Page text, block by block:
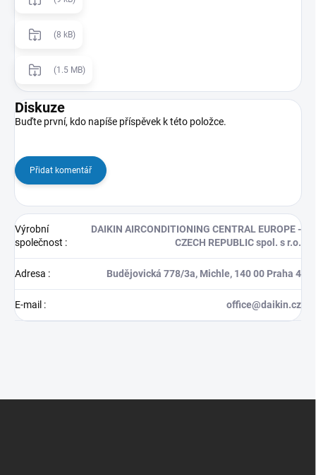
(8 kB)
(1.5 MB)
Diskuze
Buďte první, kdo napíše příspěvek k této položce.
Přidat komentář
Výrobní
společnost :
DAIKIN AIRCONDITIONING CENTRAL EUROPE -
CZECH REPUBLIC spol. s r.o.
Adresa : Budějovická 778/3a, Michle, 140 00 Praha 4
E-mail : office@daikin.cz